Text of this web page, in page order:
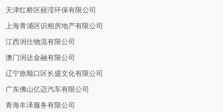
天津红桥区丽滢环保有限公司
上海青浦区识相房地产有限公司
江西润仕物流有限公司
澳门润达金融有限公司
辽宁旅顺口区长盛文化有限公司
广东佛山亿迈汽车有限公司
青海丰泽服务有限公司